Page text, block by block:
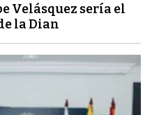
Velásquez sería el
la Dian